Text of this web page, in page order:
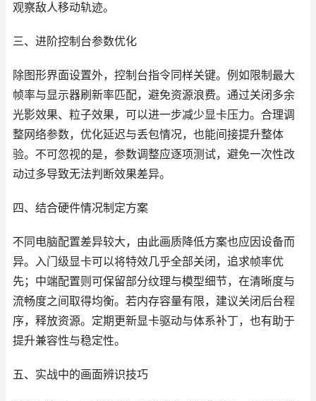
观察敌人移动轨迹。
三、进阶控制台参数优化
除图形界面设置外，控制台指令同样关键。例如限制最大
帧率与显示器刷新率匹配，避免资源浪费。通过关闭多余
光影效果、粒子效果，可以进一步减少显卡压力。合理调
整网络参数，优化延迟与丢包情况，也能间接提升整体
验。不可忽视的是，参数调整应逐项测试，避免一次性改
动过多导致无法判断效果差异。
四、结合硬件情况制定方案
不同电脑配置差异较大，由此画质降低方案也应因设备而
异。入门级显卡可以将特效几乎全部关闭，追求帧率优
先；中端配置则可保留部分纹理与模型细节，在清晰度与
流畅度之间取得均衡。若内存容量有限，建议关闭后台程
序，释放资源。定期更新显卡驱动与体系补丁，也有助于
提升兼容性与稳定性。
五、实战中的画面辨识技巧